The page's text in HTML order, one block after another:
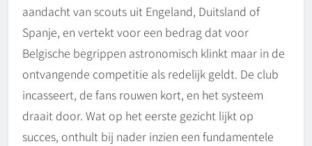
aandacht van scouts uit Engeland, Duitsland of
Spanje, en vertekt voor een bedrag dat voor
Belgische begrippen astronomisch klinkt maar in de
ontvangende competitie als redelijk geldt. De club
incasseert, de fans rouwen kort, en het systeem
draait door. Wat op het eerste gezicht lijkt op
succes, onthult bij nader inzien een fundamentele